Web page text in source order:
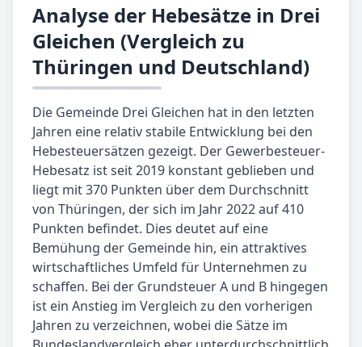
Analyse der Hebesätze in Drei
Gleichen (Vergleich zu
Thüringen und Deutschland)
Die Gemeinde Drei Gleichen hat in den letzten
Jahren eine relativ stabile Entwicklung bei den
Hebesteuersätzen gezeigt. Der Gewerbesteuer-
Hebesatz ist seit 2019 konstant geblieben und
liegt mit 370 Punkten über dem Durchschnitt
von Thüringen, der sich im Jahr 2022 auf 410
Punkten befindet. Dies deutet auf eine
Bemühung der Gemeinde hin, ein attraktives
wirtschaftliches Umfeld für Unternehmen zu
schaffen. Bei der Grundsteuer A und B hingegen
ist ein Anstieg im Vergleich zu den vorherigen
Jahren zu verzeichnen, wobei die Sätze im